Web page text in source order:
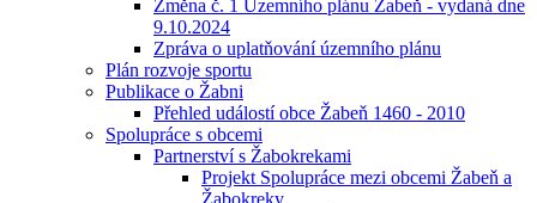
Změna č. 1 Územního plánu Žabeň - vydaná dne
9.10.2024
Zpráva o uplatňování územního plánu
Plán rozvoje sportu
Publikace o Žabni
Přehled událostí obce Žabeň 1460 - 2010
Spolupráce s obcemi
Partnerství s Žabokrekami
Projekt Spolupráce mezi obcemi Žabeň a
Žabokreky